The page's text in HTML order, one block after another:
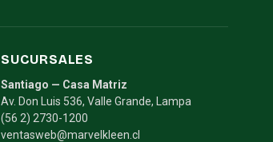
SUCURSALES
Santiago — Casa Matriz
Av. Don Luis 536, Valle Grande, Lampa
(56 2) 2730-1200
ventasweb@marvelkleen.cl